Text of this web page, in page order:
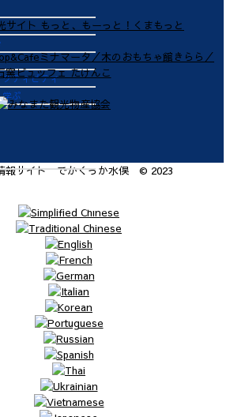
クティビティ
ぶ
定期便 時刻表
鉄道 レンタサイク
ス（水俣港百間浮桟
報サイト でかくっか水俣 © 2023